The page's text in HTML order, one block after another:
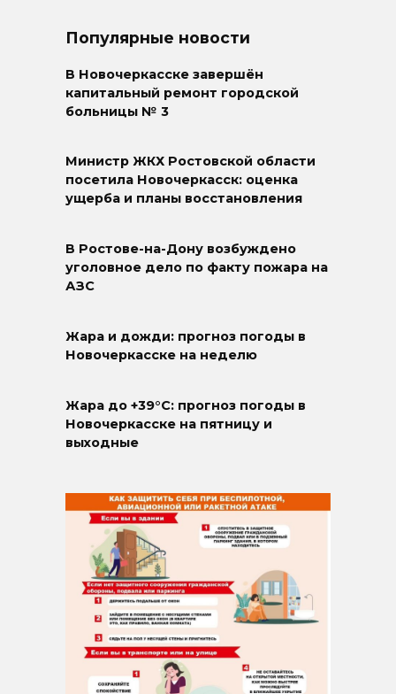
Популярные новости
В Новочеркасске завершён
капитальный ремонт городской
больницы № 3
Министр ЖКХ Ростовской области
посетила Новочеркасск: оценка
ущерба и планы восстановления
В Ростове-на-Дону возбуждено
уголовное дело по факту пожара на
АЗС
Жара и дожди: прогноз погоды в
Новочеркасске на неделю
Жара до +39°C: прогноз погоды в
Новочеркасске на пятницу и
выходные